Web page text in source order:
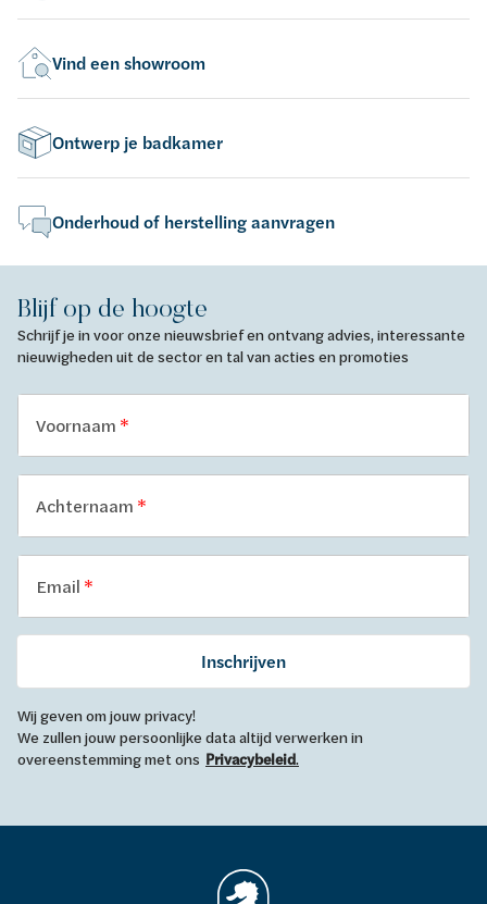
Vind een showroom
Ontwerp je badkamer
Onderhoud of herstelling aanvragen
Blijf op de hoogte
Schrijf je in voor onze nieuwsbrief en ontvang advies, interessante
nieuwigheden uit de sector en tal van acties en promoties
Voornaam
Achternaam
Email
Inschrijven
Wij geven om jouw privacy!
We zullen jouw persoonlijke data altijd verwerken in
overeenstemming met ons Privacybeleid.